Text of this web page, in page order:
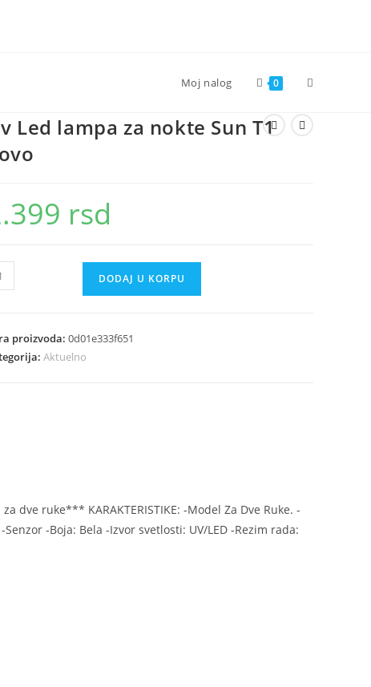
Moj nalog 0 Toggle
Led lampa za nokte Sun T1
rsd
DODAJ U KORPU
proizvoda:0d01e333f651
Aktuelno
dve ruke*** KARAKTERISTIKE: -Model Za Dve Ruke. -
-Boja: Bela -Izvor svetlosti: UV/LED -Rezim rada: